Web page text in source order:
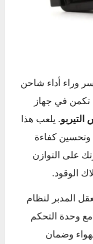
وراء أداء شاحن
تكمن في جهاز
. يلعب هذا
كفاءة
على التوازن
الوقود.
المدبر لنظام